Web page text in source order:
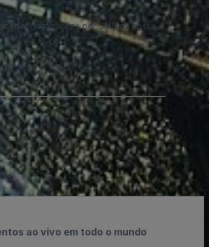
notificações por SMS da nossa
ao vivo em todo o mundo